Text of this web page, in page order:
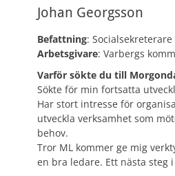
Johan Georgsson
Befattning: Socialsekreterare
Arbetsgivare: Varbergs
Varför sökte du till
Sökte för min fortsatta
Har stort intresse för
utveckla verksamhet som
behov.
Tror ML kommer ge mig
en bra ledare. Ett nästa steg